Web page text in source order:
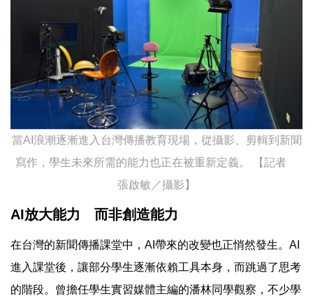
當AI浪潮逐漸進入台灣傳播教育現場，從攝影、剪輯到新聞
寫作，學生未來所需的能力也正在被重新定義。 【記者
張啟敏／攝影】
AI放大能力 而非創造能力
在台灣的新聞傳播課堂中，AI帶來的改變也正悄然發生。AI
進入課堂後，讓部分學生逐漸依賴工具本身，而跳過了思考
的階段。曾擔任學生實習媒體主編的潘林同學觀察，不少學